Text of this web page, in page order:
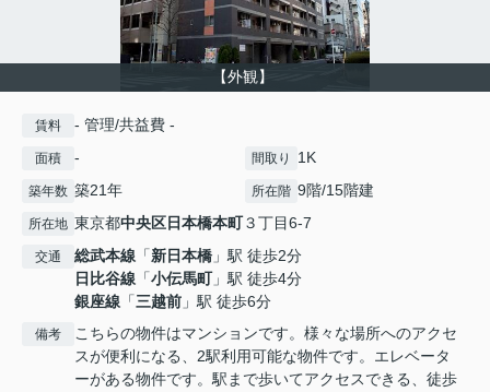
【外観】
賃料 - 管理/共益費 -
面積 - 間取り 1K
築年数 築21年 所在階 9階/15階建
所在地 東京都中央区日本橋本町３丁目6-7
交通 総武本線 「新日本橋 」駅 徒歩2分
日比谷線 「小伝馬町」駅 徒歩4分
銀座線 「三越前 」駅 徒歩6分
備考
こちらの物件はマンションです。様々な場所へのアクセ
スが便利になる、2駅利用可能な物件です。エレベータ
ーがある物件です。駅まで歩いてアクセスできる、徒歩